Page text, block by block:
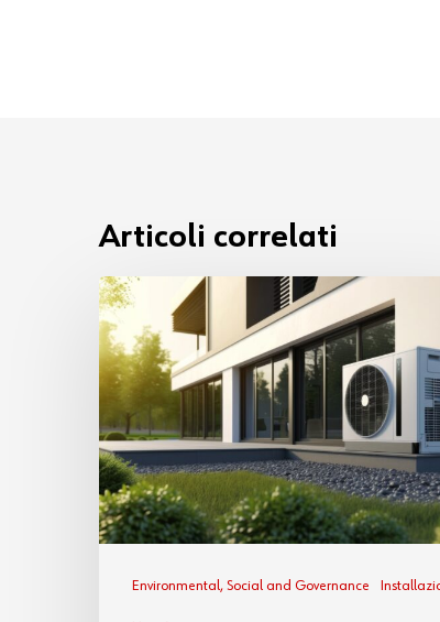
Articoli correlati
Environmental, Social and Governance